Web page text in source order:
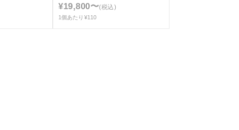
¥19,800〜(税込)
1個あたり¥110